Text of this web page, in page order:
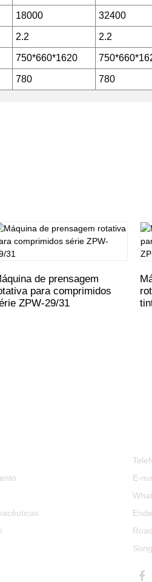
18000 32400
2.2 2.2
750*660*1620
780 780
de prensagem
para comprimidos
ZPW-29/31
E-